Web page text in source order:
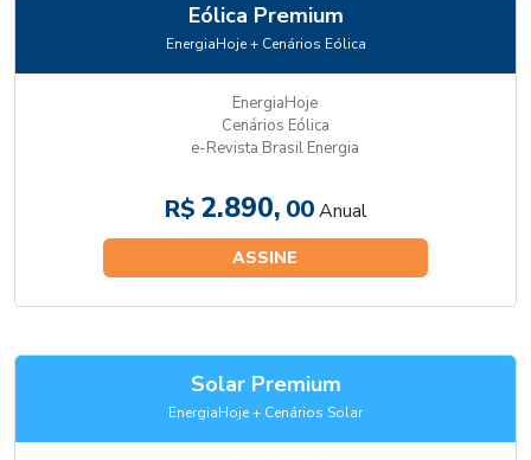
Eólica Premium
EnergiaHoje + Cenários Eólica
EnergiaHoje
Cenários Eólica
e-Revista Brasil Energia
R$ 2.890, 00 Anual
ASSINE
Solar Premium
EnergiaHoje + Cenários Solar